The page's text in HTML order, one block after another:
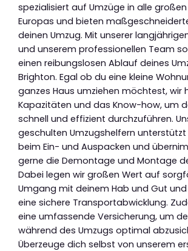
spezialisiert auf Umzüge in alle
Europas und bieten
deinen Umzug. Mit unserer
und unserem professionellen Team
einen reibungslosen Ablauf deines
Brighton. Egal ob du eine kleine
ganzes Haus umziehen möchtest, wir
Kapazitäten und das Know-how, um
schnell und effizient durchzuführen.
geschulten Umzugshelfern
beim Ein- und Auspacken und
gerne die Demontage und Montage
Dabei legen wir großen Wert auf
Umgang mit deinem Hab und Gut
eine sichere Transportabwicklung.
eine umfassende Versicherung, um
während des Umzugs optimal
Überzeuge dich selbst von unserem